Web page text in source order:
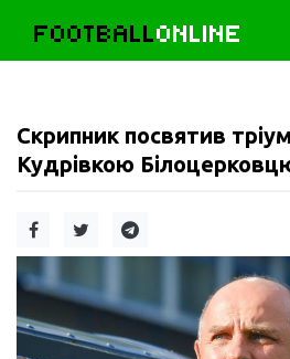
FOOTBALLONLINE
Скрипник посвятив
Кудрівкою